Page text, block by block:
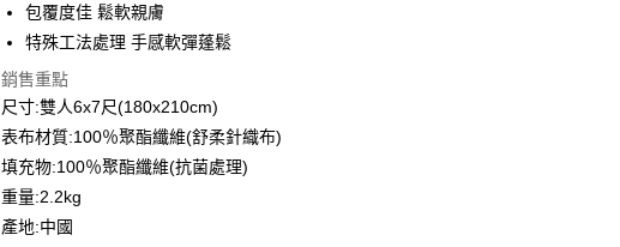
Google Pay
AFTEE先享後付
相關說明
【關於「AFTEE先享後付」】
AFTEE先享後付是「在收到商品之後才付款」的支付方式。 讓您購物簡單
便利好安心！
１．簡單：不需註冊會員、不需綁卡、不需儲值。
２．便利：只要手機號碼，簡訊認證，即可結帳。
３．安心：先確認商品／服務後，再付款。
ATM付款
運送方式
包覆度佳 鬆軟親膚
特殊工法處理 手感軟彈蓬鬆
銷售重點
尺寸:雙人6x7尺(180x210cm)
表布材質:100％聚酯纖維(舒柔針織布)
填充物:100％聚酯纖維(抗菌處理)
重量:2.2kg
產地:中國